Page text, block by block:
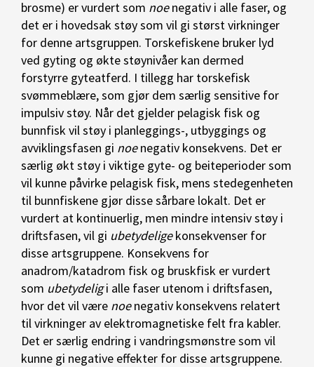
brosme) er vurdert som noenegativ i alle faser, og
det er i hovedsak støy som vil gi størst virkninger
for denne artsgruppen. Torskefiskene bruker lyd
ved gyting og økte støynivåer kan dermed
forstyrre gyteatferd. I tillegg har torskefisk
svømmeblære, som gjør dem særlig sensitive for
impulsiv støy. Når det gjelder pelagisk fisk og
bunnfisk vil støy i planleggings-, utbyggings og
avviklingsfasen gi noenegativ konsekvens. Det er
særlig økt støy i viktige gyte- og beiteperioder som
vil kunne påvirke pelagisk fisk, mens stedegenheten
til bunnfiskene gjør disse sårbare lokalt. Det er
vurdert at kontinuerlig, men mindre intensiv støy i
driftsfasen, vil gi ubetydeligekonsekvenser for
disse artsgruppene. Konsekvens for
anadrom/katadrom fisk og bruskfisk er vurdert
som ubetydeligi alle faser utenom i driftsfasen,
hvor det vil være noenegativ konsekvens relatert
til virkninger av elektromagnetiske felt fra kabler.
Det er særlig endring i vandringsmønstre som vil
kunne gi negative effekter for disse artsgruppene.